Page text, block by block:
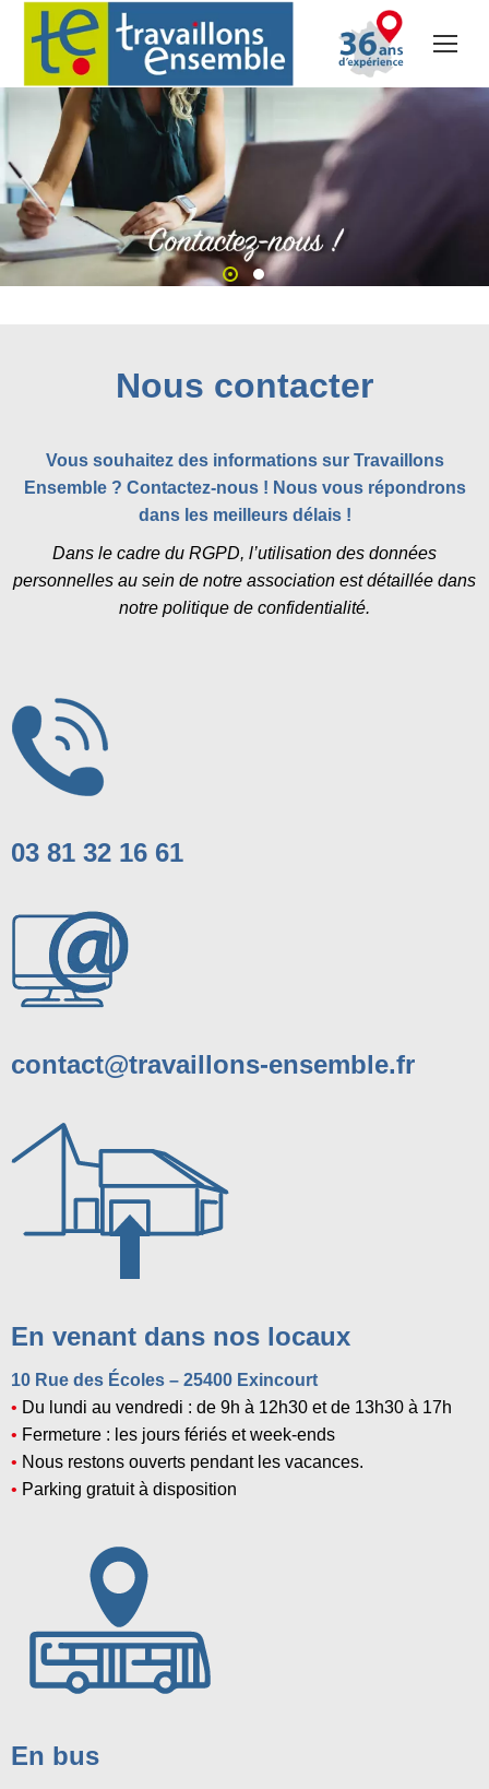
Nous contacter
Vous souhaitez des informations sur Travaillons
Ensemble ? Contactez-nous ! Nous vous répondrons
dans les meilleurs délais !
Dans le cadre du RGPD, l’utilisation des données
personnelles au sein de notre association est détaillée dans
notre politique de confidentialité.
03 81 32 16 61
contact@travaillons-ensemble.fr
En venant dans nos locaux
10 Rue des Écoles – 25400 Exincourt
• Du lundi au vendredi : de 9h à 12h30 et de 13h30 à 17h
• Fermeture : les jours fériés et week-ends
• Nous restons ouverts pendant les vacances.
• Parking gratuit à disposition
En bus